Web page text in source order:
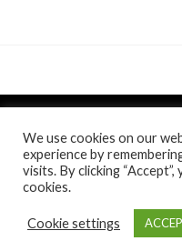
Politica de
Toate drepturile
We use cookies on our
experience by
visits. By clicking
cookies.
Cookie settings